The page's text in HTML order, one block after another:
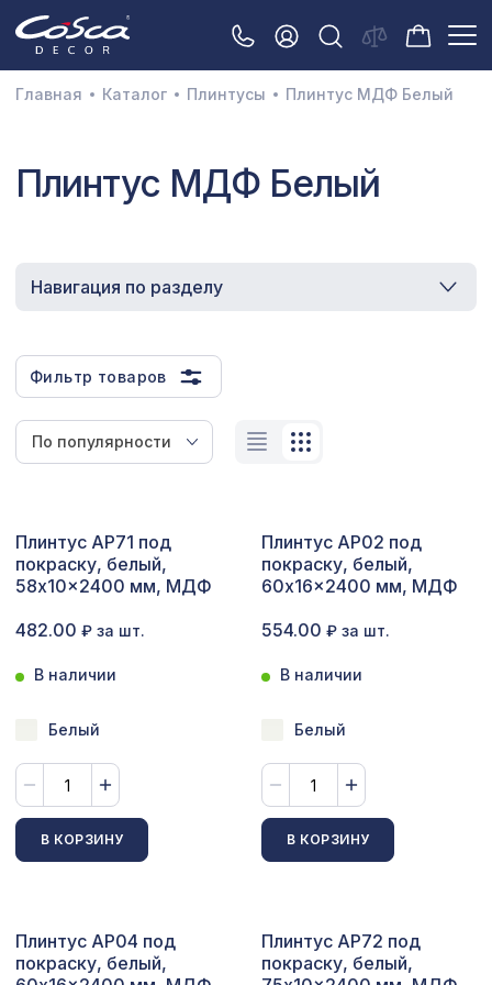
Акустические панели
Натуральные покрытия
Перфорированные панели
Плинтусы
Цветной багет
ПОПУЛЯРНЫЕ ТОВАРЫ
Архитектурный брус, 135х85мм 2,0м
, белое дерево
Перфорированная панель КВАДРО 8-
28, 1000х680мм, ХДФ, бук
1200х600мм, ХДФ, белая
Натуральные обои Cosca Папирус
Главная Каталог Плинтусы Плинтус МДФ Белый
Плинтус МДФ Белый
Навигация по разделу
Фильтр товаров
По популярности
Плинтус AP71 под
покраску, белый,
58x10x2400 мм, МДФ
482.00 ₽ за шт.
В наличии
Белый
В КОРЗИНУ
Плинтус AP02 под
покраску, белый,
60x16x2400 мм, МДФ
554.00 ₽ за шт.
В наличии
Белый
В КОРЗИНУ
Плинтус AP04 под
покраску, белый,
Плинтус AP72 под
покраску, белый,